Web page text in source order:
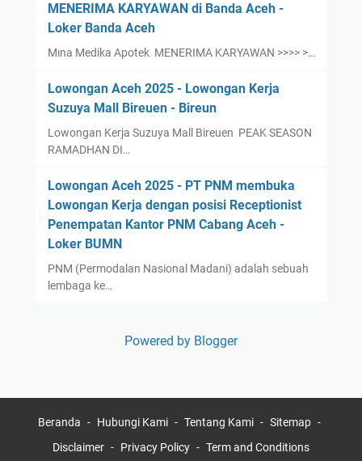
MENERIMA KARYAWAN di Banda Aceh -
Loker Banda Aceh
Mına Medika Apotek MENERIMA KARYAWAN >>>> >…
Lowongan Aceh 2025 - Lowongan Kerja
Suzuya Mall Bireuen - Bireun
Lowongan Kerja Suzuya Mall Bireuen PEAK SEASON
RAMADHAN DI…
Lowongan Aceh 2025 - PT PNM membuka
Lowongan Kerja dengan posisi Receptionist
Penempatan Kantor PNM Cabang Aceh -
Loker BUMN
PNM (Permodalan Nasional Madani) adalah sebuah
lembaga ke…
Powered by Blogger
Beranda Hubungi Kami Tentang Kami
Sitemap
Disclaimer
Privacy Policy Term and Conditions